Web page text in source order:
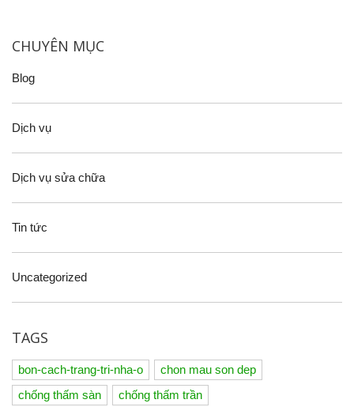
CHUYÊN MỤC
Blog
Dịch vụ
Dịch vụ sửa chữa
Tin tức
Uncategorized
TAGS
bon-cach-trang-tri-nha-o
chon mau son dep
chống thấm sàn
chống thấm trần